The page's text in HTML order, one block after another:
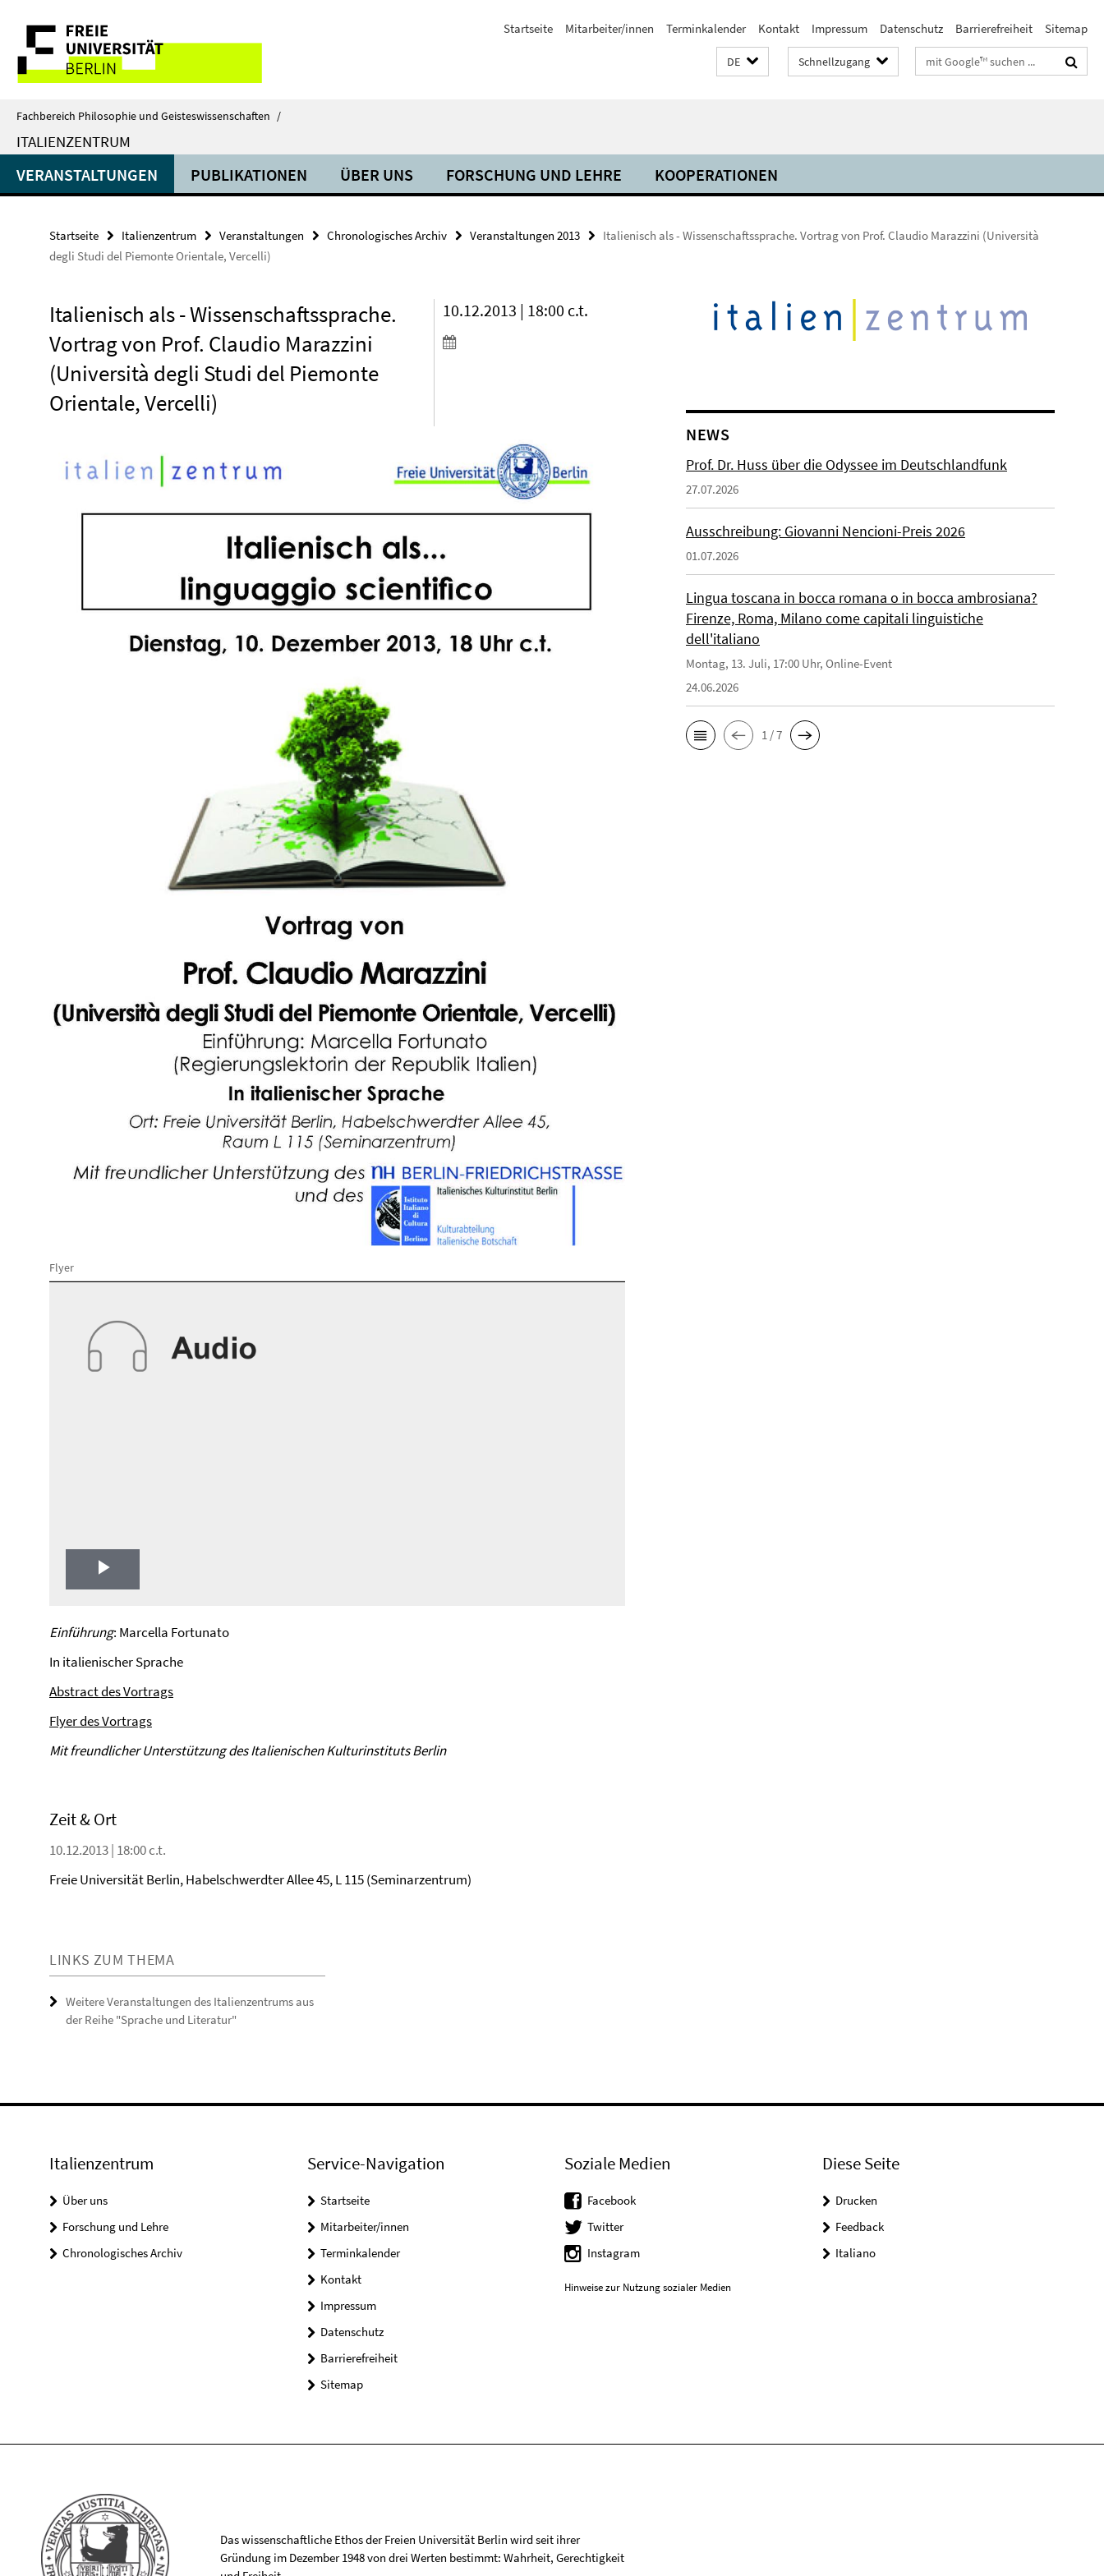
direkt
Inhalt
Service-
Navigation
Startseite Mitarbeiter/innen Terminkalender Kontakt Impressum Datenschutz Barrierefreiheit Sitemap
DE Schnellzugang Suchbegriffe
Fachbereich Philosophie und Geisteswissenschaften /
ITALIENZENTRUM
VERANSTALTUNGEN PUBLIKATIONEN ÜBER UNS FORSCHUNG UND LEHRE KOOPERATIONEN
Startseite Italienzentrum Veranstaltungen Chronologisches Archiv Veranstaltungen 2013
Italienisch als - Wissenschaftssprache. Vortrag von Prof. Claudio Marazzini (Università
degli Studi del Piemonte Orientale, Vercelli)
Italienisch als - Wissenschaftssprache.
Vortrag von Prof. Claudio Marazzini
(Università degli Studi del Piemonte
Orientale, Vercelli)
10.12.2013 | 18:00 c.t.
Flyer
Play
Video
Einführung: Marcella Fortunato
In italienischer Sprache
Abstract des Vortrags
Flyer des Vortrags
Mit freundlicher Unterstützung des Italienischen Kulturinstituts Berlin
Zeit & Ort
10.12.2013 | 18:00 c.t.
Freie Universität Berlin, Habelschwerdter Allee 45, L 115 (Seminarzentrum)
LINKS ZUM THEMA
Weitere Veranstaltungen des Italienzentrums aus
der Reihe "Sprache und Literatur"
NEWS
Prof. Dr. Huss über die Odyssee im Deutschlandfunk
27.07.2026
Ausschreibung: Giovanni Nencioni-Preis 2026
01.07.2026
Lingua toscana in bocca romana o in bocca ambrosiana?
Firenze, Roma, Milano come capitali linguistiche
dell'italiano
Montag, 13. Juli, 17:00 Uhr, Online-Event
24.06.2026
1 / 7
Italienzentrum
Über uns
Forschung und Lehre
Chronologisches Archiv
Service-Navigation
Startseite
Mitarbeiter/innen
Terminkalender
Kontakt
Impressum
Datenschutz
Barrierefreiheit
Sitemap
Soziale Medien
Facebook
Twitter
Instagram
Hinweise zur Nutzung sozialer Medien
Diese Seite
Drucken
Feedback
Italiano
Das wissenschaftliche Ethos der Freien Universität Berlin wird seit ihrer
Gründung im Dezember 1948 von drei Werten bestimmt: Wahrheit, Gerechtigkeit